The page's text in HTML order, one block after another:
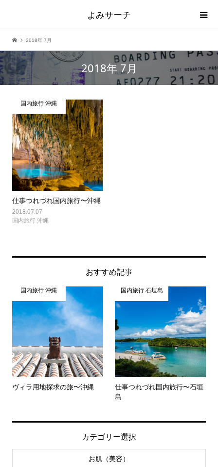
よみサーチ
2018年 7月
2018年 7月
国内旅行 沖縄
仕事つれづれ国内旅行〜沖縄
2018.07.07
国内旅行 沖縄
おすすめ記事
国内旅行 沖縄
ヴィラ用地探求の旅〜沖縄
国内旅行 石垣島
仕事つれづれ国内旅行〜石垣
島
カテゴリー選択
お肌（美容）